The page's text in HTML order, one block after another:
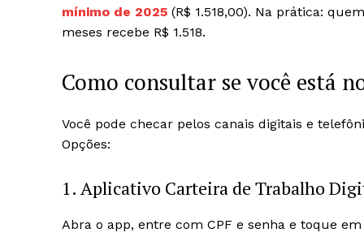
mínimo de 2025 (R$ 1.518,00). Na prática:
meses recebe R$ 1.518.
Como consultar se você está
Você pode checar pelos canais digitais e
Opções:
1. Aplicativo Carteira de Trabalho
Abra o app, entre com CPF e senha e toque